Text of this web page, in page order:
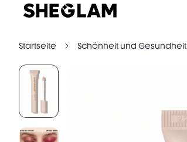
Startseite Schönheit und Gesundheit